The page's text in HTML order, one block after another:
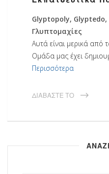
Glyptopoly,
Γλυπτομαχίες
Αυτά είναι μερικά από
Ομάδα μας έχει
Περισσότερα
ΔΙΑΒΆΣΤΕ ΤΟ